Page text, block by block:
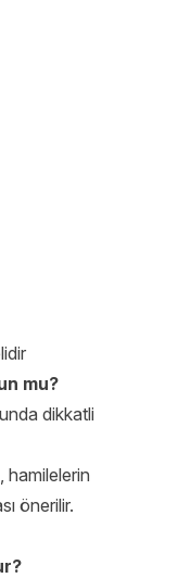
mu?
dikkatli
hamilelerin
önerilir.